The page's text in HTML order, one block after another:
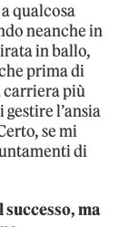
qualcosa
neanche in
in ballo,
prima di
carriera più
l’ansia
se mi
di
ma